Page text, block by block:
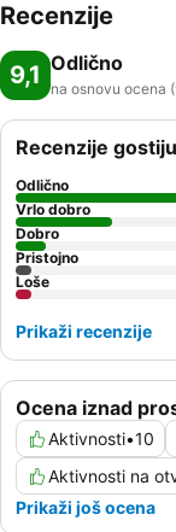
Recenzije
9,1 Odlično
na osnovu ocena
Ocena iznad
Aktivnosti•10
Aktivnosti na
Prikaži još ocena
Recenzije gostiju
Odlično
Vrlo dobro
Dobro
Pristojno
Loše
Prikaži recenzije